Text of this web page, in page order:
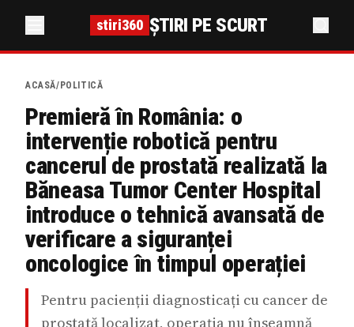
stiri360 ȘTIRI PE SCURT
ACASĂ/ POLITICĂ
Premieră în România: o
intervenție robotică pentru
cancerul de prostată realizată la
Băneasa Tumor Center Hospital
introduce o tehnică avansată de
verificare a siguranței
oncologice în timpul operației
Pentru pacienții diagnosticați cu cancer de
prostată localizat, operația nu înseamnă